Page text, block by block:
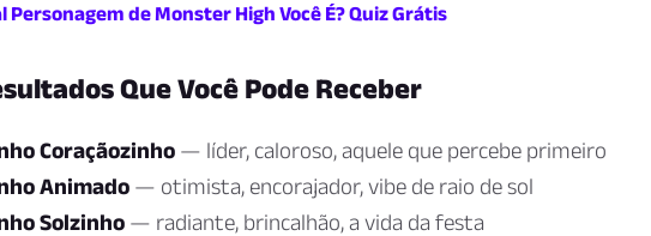
Personagem de Monster High Você É? Quiz Grátis
Que Você Pode Receber
Coraçãozinho — líder, caloroso, aquele que percebe primeiro
Animado — otimista, encorajador, vibe de raio de sol
Solzinho — radiante, brincalhão, a vida da festa